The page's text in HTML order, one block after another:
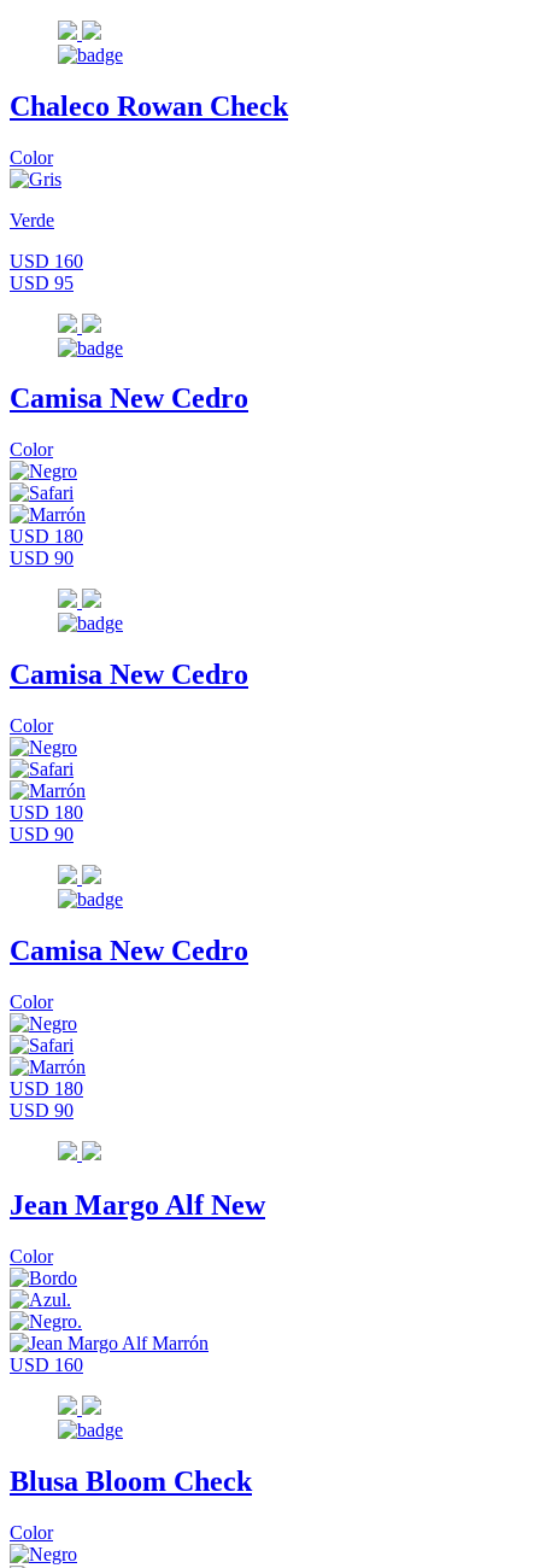
Chaleco Rowan Check
Color
Verde
USD 160
USD 95
Camisa New Cedro
Color
USD 180
USD 90
Camisa New Cedro
Color
USD 180
USD 90
Camisa New Cedro
Color
USD 180
USD 90
Jean Margo Alf New
Color
USD 160
Blusa Bloom Check
Color